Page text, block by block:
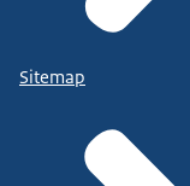
Sitemap